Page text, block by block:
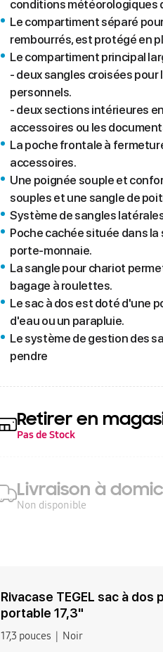
conditions météorologiques
Le compartiment séparé
rembourrés, est protégé en
Le compartiment principal
- deux sangles croisées
personnels.
- deux sections intérieures
accessoires ou les
La poche frontale à
accessoires.
Une poignée souple et
souples et une sangle de
Système de sangles
Poche cachée située dans
porte-monnaie.
La sangle pour chariot
bagage à roulettes.
Le sac à dos est doté d'une
d'eau ou un parapluie.
Le système de gestion des
pendre
Retirer en
Pas de Stock
Livraison à
Non disponible
Rivacase TEGEL sac à dos
portable 17,3"
17,3 pouces Noir